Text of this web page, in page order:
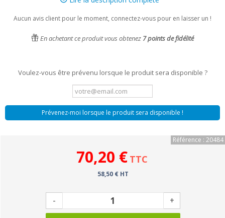
Aucun avis client pour le moment, connectez-vous pour en laisser un !
En achetant ce produit vous obtenez 7points de fidélité
Voulez-vous être prévenu lorsque le produit sera disponible ?
Prévenez-moi lorsque le produit sera disponible !
Référence : 20484
70,20 € TTC
58,50 € HT
- +